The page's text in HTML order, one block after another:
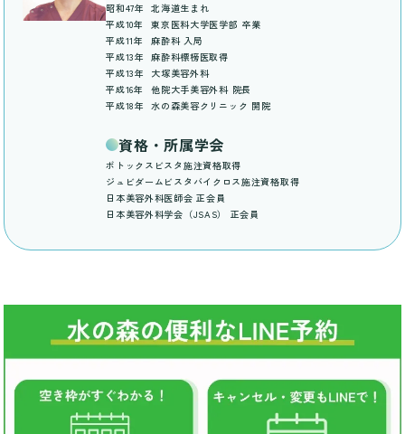
昭和47年
北海道生まれ
平成10年
東京医科大学医学部 卒業
平成11年
麻酔科 入局
平成13年
麻酔科標榜医取得
平成13年
大塚美容外科
平成16年
他院大手美容外科 院長
平成18年
水の森美容クリニック 開院
資格・所属学会
ボトックスビスタ施注資格取得
ジュビダームビスタバイクロス施注資格取得
日本美容外科医師会 正会員
日本美容外科学会（JSAS） 正会員